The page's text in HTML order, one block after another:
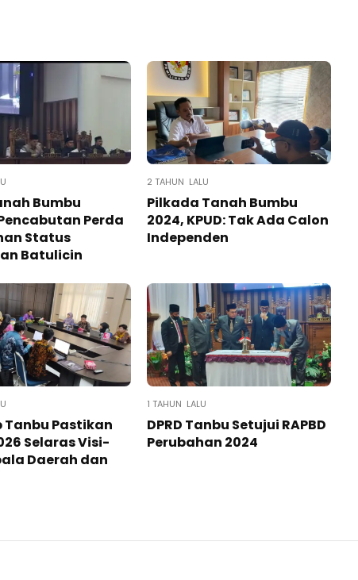
Bumbu
Perda
Status
Batulicin
2 TAHUN LALU
Pilkada Tanah Bumbu
2024, KPUD: Tak Ada Calon
Independen
Tanbu Pastikan
Selaras Visi-
Daerah dan
1 TAHUN LALU
DPRD Tanbu Setujui RAPBD
Perubahan 2024